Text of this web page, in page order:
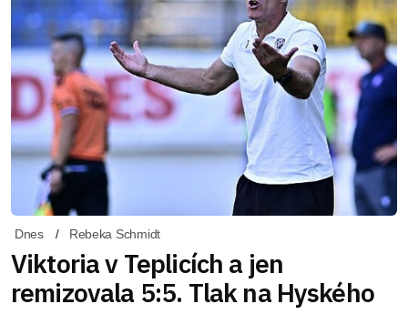
Dnes Rebeka Schmidt
Viktoria v Teplicích a jen
remizovala 5:5. Tlak na Hyského